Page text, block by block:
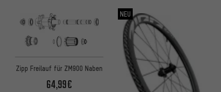
Zipp Freilauf für ZM900 Naben
64,99€
NEU